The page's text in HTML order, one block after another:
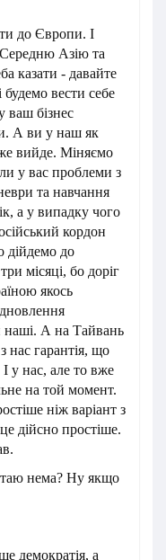
до Європи. І
Азію та
казати - давайте
вести себе
ваш бізнес
А ви у наш як
вийде. Міняємо
у вас проблеми з
та навчання
а у випадку чого
кордон
дійдемо до
місяці, бо доріг
якось
наші. А на Тайвань
нас гарантія, що
І у нас, але то вже
на той момент.
ніж варіант з
дійсно простіше.
нема? Ну якщо
демократія, а